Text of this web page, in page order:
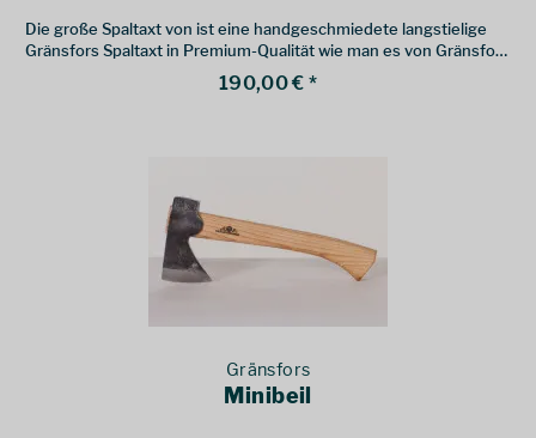
Die große Spaltaxt von ist eine handgeschmiedete langstielige
Gränsfors Spaltaxt in Premium-Qualität wie man es von Gränsfors
190,00 € *
Gränsfors
Minibeil